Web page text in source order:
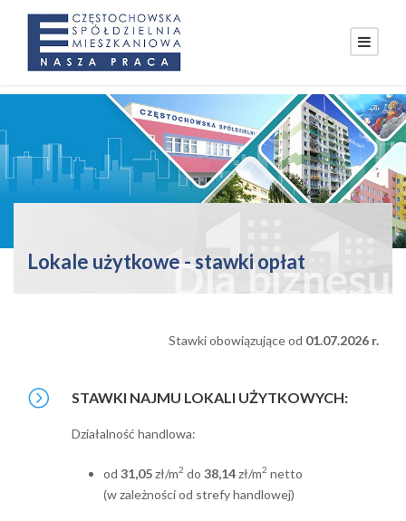
Lokale użytkowe - stawki opłat
Stawki obowiązujące od 01.07.2026 r.
STAWKI NAJMU LOKALI UŻYTKOWYCH:
Działalność handlowa:
od 31,05zł/m2 do 38,14zł/m2 netto
(w zależności od strefy handlowej)